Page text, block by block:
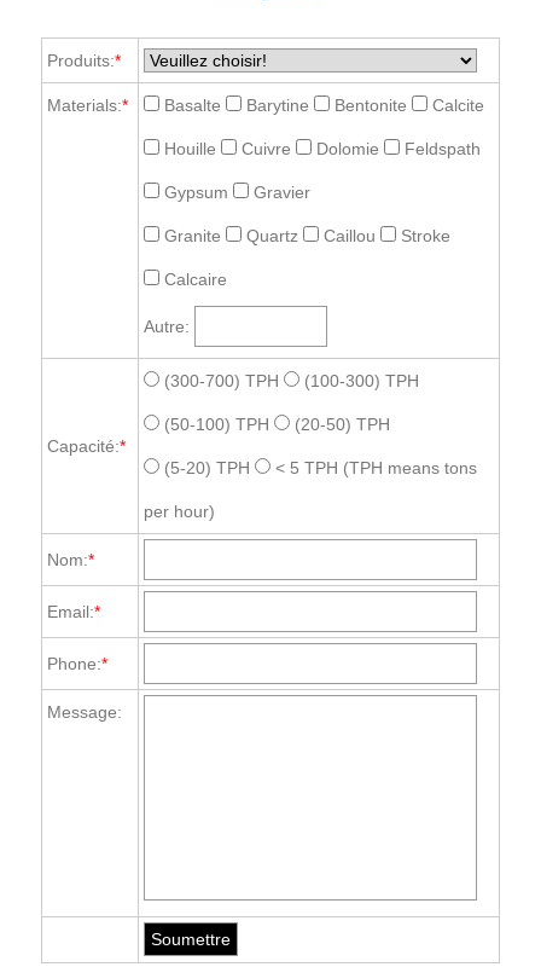
Produits:*
Materials:* Basalte Barytine Bentonite Calcite
Houille Cuivre Dolomie Feldspath
Gypsum Gravier
Granite Quartz Caillou Stroke
Calcaire
Autre:
Capacité:*
(300-700) TPH (100-300) TPH
(50-100) TPH (20-50) TPH
(5-20) TPH < 5 TPH (TPH means tons
per hour)
Nom:*
Email:*
Phone:*
Message: